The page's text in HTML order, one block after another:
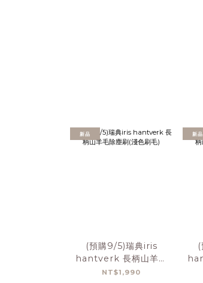
新品
(預購9/5)瑞典iris
hantverk 長柄山羊毛
除塵刷(淺色刷毛)
NT$1,990
新品